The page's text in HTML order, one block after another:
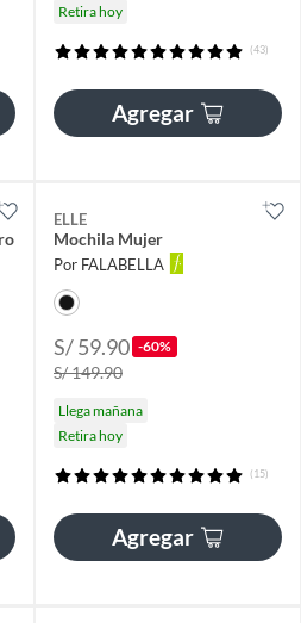
Retira hoy
(43)
Agregar
ELLE
Mochila Mujer
Por FALABELLA
S/ 59.90 -60%
S/ 149.90
Llega mañana
Retira hoy
(15)
Agregar